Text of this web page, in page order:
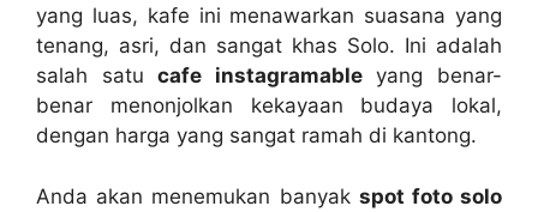
yang luas, kafe ini menawarkan suasana yang
tenang, asri, dan sangat khas Solo. Ini adalah
salah satucafe instagramableyang benar-
benar menonjolkan kekayaan budaya lokal,
dengan harga yang sangat ramah di kantong.
Anda akan menemukan banyak spot foto solo